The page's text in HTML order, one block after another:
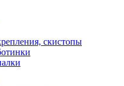
скистопы